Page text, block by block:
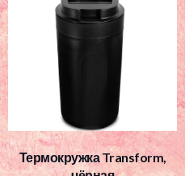
Термокружка Transform,